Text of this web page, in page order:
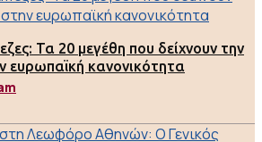
Τα 20 μεγέθη που δείχνουν την
ευρωπαϊκή κανονικότητα